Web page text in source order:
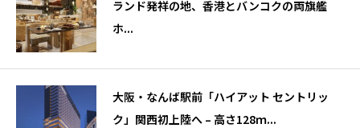
ランド発祥の地、香港とバンコクの両旗艦
ホ...
大阪・なんば駅前「ハイアット セントリッ
ク」関西初上陸へ – 高さ128ｍ...